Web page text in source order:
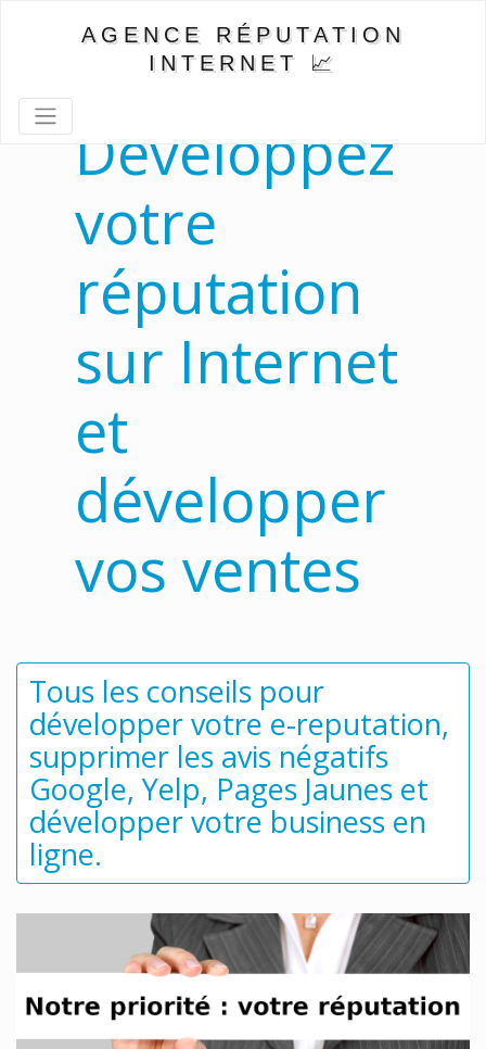
AGENCE RÉPUTATION
INTERNET 📈
Développez
votre
réputation
sur Internet
et
développer
vos ventes
Tous les conseils pour
développer votre e-reputation,
supprimer les avis négatifs
Google, Yelp, Pages Jaunes et
développer votre business en
ligne.